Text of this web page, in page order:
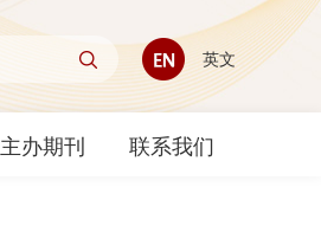
英文
主办期刊 联系我们